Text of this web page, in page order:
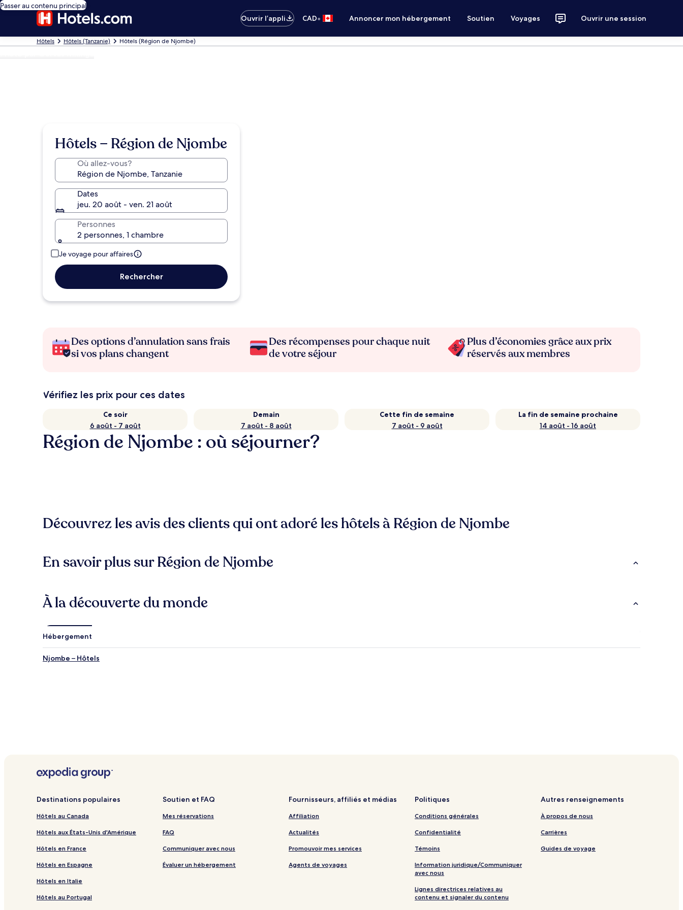
Passer au contenu principal
Ouvrir l’appli
CAD• Annoncer mon hébergement Soutien Voyages Ouvrir une session
Hôtels Hôtels (Tanzanie) Hôtels (Région de Njombe)
Hôtels − Région de Njombe
Où allez-vous?
Dates
jeu. 20 août - ven. 21 août
Personnes
2 personnes, 1 chambre
Je voyage pour affaires
Rechercher
Des options d’annulation sans frais
si vos plans changent
Des récompenses pour chaque nuit
de votre séjour
Plus d’économies grâce aux prix
réservés aux membres
Vérifiez les prix pour ces dates
Ce soir
6 août - 7 août
Demain
7 août - 8 août
Cette fin de semaine
7 août - 9 août
La fin de semaine prochaine
14 août - 16 août
Région de Njombe : où séjourner?
Découvrez les avis des clients qui ont adoré les hôtels à Région de Njombe
En savoir plus sur Région de Njombe
À la découverte du monde
Hébergement
Njombe – Hôtels
Destinations populaires
Hôtels au Canada
Hôtels aux États-Unis d'Amérique
Hôtels en France
Hôtels en Espagne
Hôtels en Italie
Hôtels au Portugal
Soutien et FAQ
Mes réservations
FAQ
Communiquer avec nous
Évaluer un hébergement
Fournisseurs, affiliés et médias
Affiliation
Actualités
Promouvoir mes services
Agents de voyages
Politiques
Conditions générales
Confidentialité
Témoins
Information juridique/Communiquer
avec nous
Lignes directrices relatives au
contenu et signaler du contenu
Autres renseignements
À propos de nous
Carrières
Guides de voyage